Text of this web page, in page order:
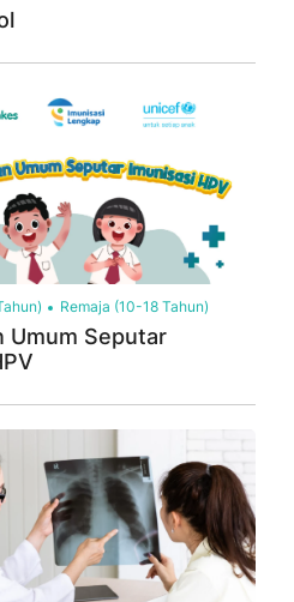
Remaja (10-18 Tahun)
Umum Seputar